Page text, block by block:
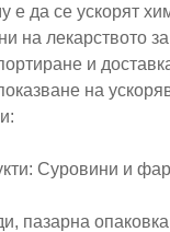
е да се ускорят
на лекарството
и
на
Суровини и
пазарна опаковка